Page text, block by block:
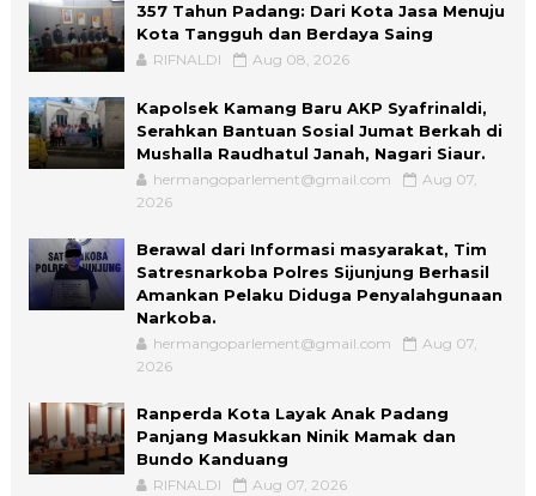
357 Tahun Padang: Dari Kota Jasa Menuju
Kota Tangguh dan Berdaya Saing
RIFNALDI Aug 08, 2026
Kapolsek Kamang Baru AKP Syafrinaldi,
Serahkan Bantuan Sosial Jumat Berkah di
Mushalla Raudhatul Janah, Nagari Siaur.
hermangoparlement@gmail.com
Aug 07,
2026
Berawal dari Informasi masyarakat, Tim
Satresnarkoba Polres Sijunjung Berhasil
Amankan Pelaku Diduga Penyalahgunaan
Narkoba.
hermangoparlement@gmail.com
Aug 07,
2026
Ranperda Kota Layak Anak Padang
Panjang Masukkan Ninik Mamak dan
Bundo Kanduang
RIFNALDI Aug 07, 2026